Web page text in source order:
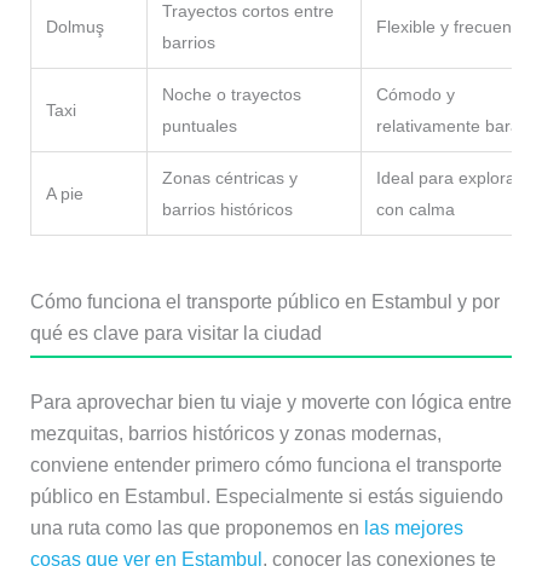
Dolmuş
Trayectos cortos entre
barrios
Flexible y frecuente
Taxi
Noche o trayectos
puntuales
Cómodo y
relativamente barato
A pie
Zonas céntricas y
barrios históricos
Ideal para explorar
con calma
Cómo funciona el transporte público en Estambul y por
qué es clave para visitar la ciudad
Para aprovechar bien tu viaje y moverte con lógica entre
mezquitas, barrios históricos y zonas modernas,
conviene entender primero cómo funciona el transporte
público en Estambul. Especialmente si estás siguiendo
una ruta como las que proponemos en las mejores
cosas que ver en Estambul , conocer las conexiones te